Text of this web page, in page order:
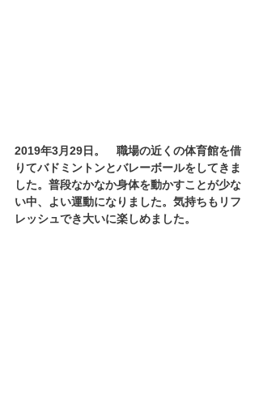
2019年3月29日。　職場の近くの体育館を借
りてバドミントンとバレーボールをしてきま
した。普段なかなか身体を動かすことが少な
い中、よい運動になりました。気持ちもリフ
レッシュでき大いに楽しめました。